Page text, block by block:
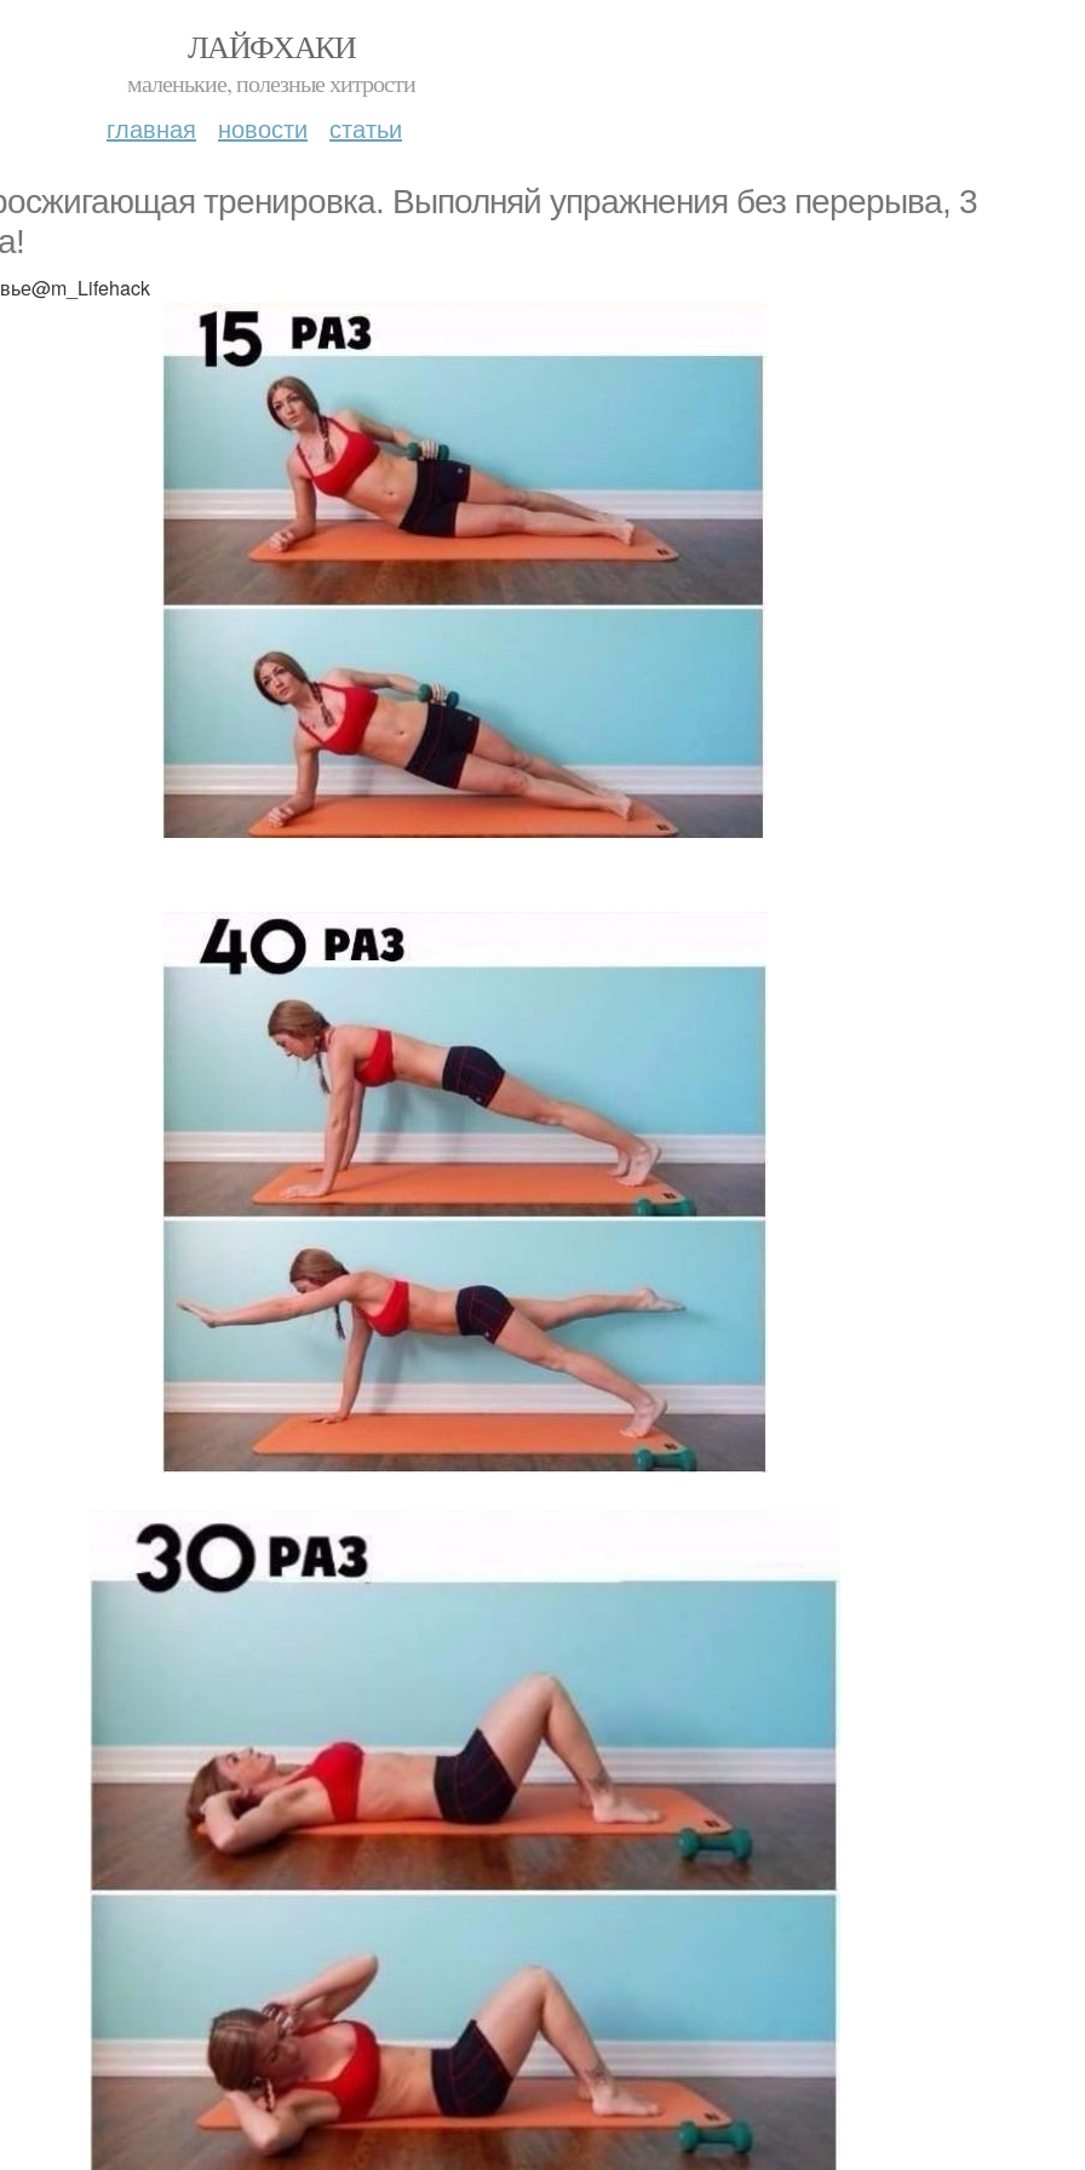
ЛАЙФХАКИ
маленькие, полезные хитрости
главная новости статьи
тренировка. Выполняй упражнения без перерыва, 3